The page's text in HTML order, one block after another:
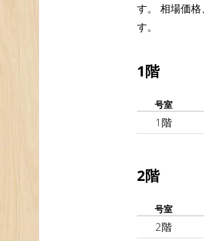
す。 相場価
す。
1階
号室
1階
2階
号室
2階